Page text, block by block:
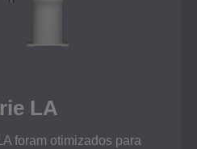
LA
foram otimizados para